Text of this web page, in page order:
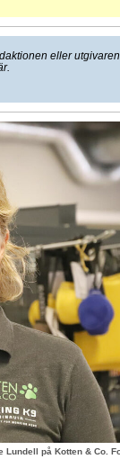
eller
Lundell på Kotten & Co.